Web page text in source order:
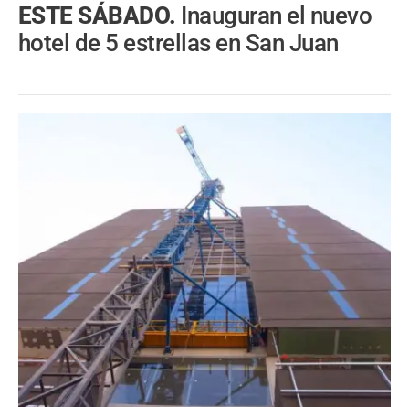
ESTE SÁBADO. Inauguran el nuevo
hotel de 5 estrellas en San Juan